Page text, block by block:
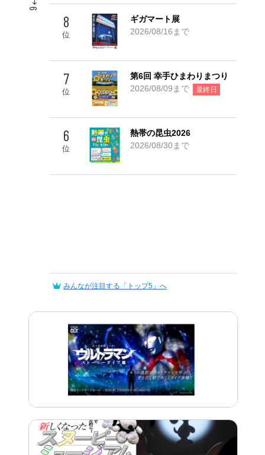
6
8
位
ギガマート展
2026/08/16まで
7
位
第6回 幸手ひまわりまつり
2026/08/09まで 最終日
6
位
熱帯の昆虫2026
2026/08/30まで
みんなが注目する「トップ5」へ